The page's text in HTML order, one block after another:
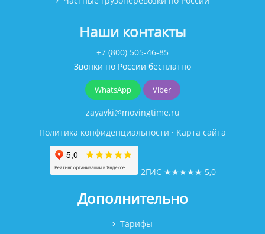
Наши контакты
+7 (800) 505-46-85
Звонки по России бесплатно
WhatsApp Viber
zayavki@movingtime.ru
Политика конфиденциальности · Карта сайта
2ГИС ★★★★★ 5,0
Дополнительно
Тарифы